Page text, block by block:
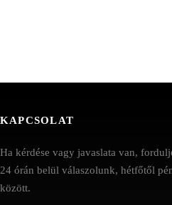
KAPCSOLAT
Ha kérdése vagy javaslata van,
24 órán belül válaszolunk, hétfőtől
között.